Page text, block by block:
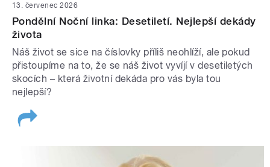
13. červenec 2026
Pondělní Noční linka: Desetiletí. Nejlepší dekády
života
Náš život se sice na číslovky příliš neohlíží, ale pokud
přistoupíme na to, že se náš život vyvíjí v desetiletých
skocích – která životní dekáda pro vás byla tou
nejlepší?